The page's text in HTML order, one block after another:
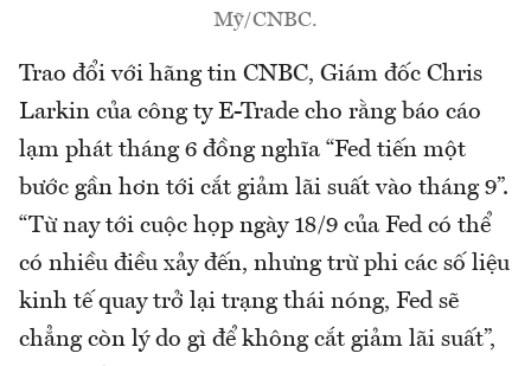
Mỹ/CNBC.
Trao đổi với hãng tin CNBC, Giám đốc Chris
Larkin của công ty E-Trade cho rằng báo cáo
lạm phát tháng 6 đồng nghĩa “Fed tiến một
bước gần hơn tới cắt giảm lãi suất vào tháng 9”.
“Từ nay tới cuộc họp ngày 18/9 của Fed có thể
có nhiều điều xảy đến, nhưng trừ phi các số liệu
kinh tế quay trở lại trạng thái nóng, Fed sẽ
chẳng còn lý do gì để không cắt giảm lãi suất”,